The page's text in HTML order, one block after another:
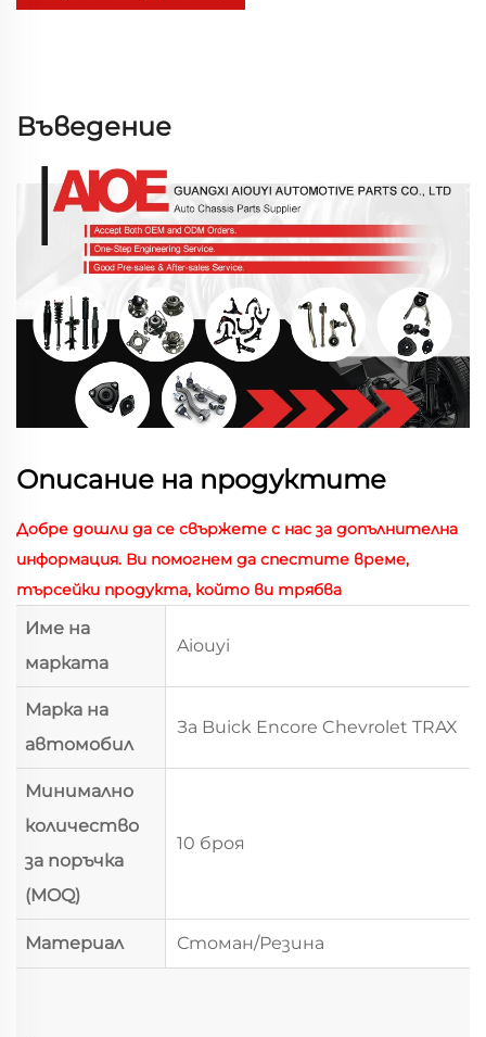
Въведение
Описание на продуктите
Добре дошли да се свържете с нас за допълнителна
информация. Ви помогнем да спестите време,
търсейки продукта, който ви трябва
Име на
марката
Aiouyi
Марка на
автомобил
За Buick Encore Chevrolet TRAX
Минимално
количество
за поръчка
(MOQ)
10 броя
Материал Стоман/Резина